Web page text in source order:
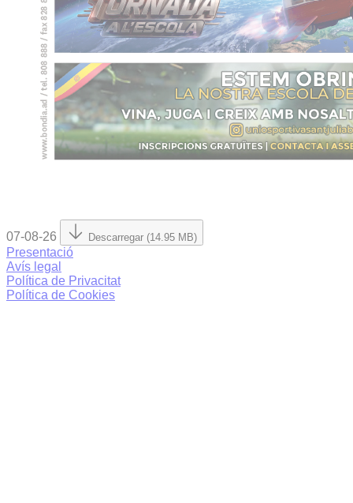
07-08-26 Descarregar (14.95 MB)
Presentació
Avís legal
Política de Privacitat
Política de Cookies